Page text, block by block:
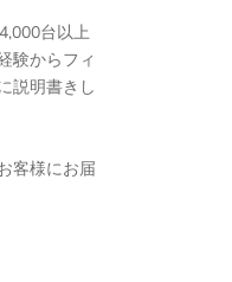
台以上
験からフィ
説明書きし
客様にお届